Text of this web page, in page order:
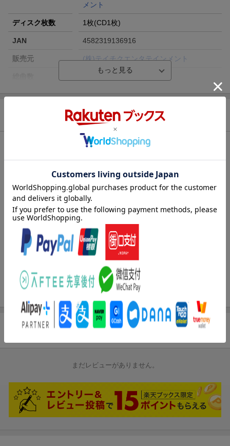
メント
ディスク枚数 1枚(CD1枚)
JAN 4582319136916
販売元 (株)テイチクエンタテインメント
収録時間 51分51秒
QFCX-1017
AMAYADORI/KIGAKARI NANOYO
『雨宿り/気がかりなのよ』／CD
アーティスト：橘あきら
曲目タイトル：
1.雨宿り
2.気がかりなのよ
[4:45]
3.わたしに下さい…[5:04]
4.
5.おかあさん[4:44]
雨宿り (オリジナルカラオケ)
7. 気がかりなのよ (オリジナルカラオケ) [4:45]
8. わたしに下さい… (オリジナルカラオケ)[5:04]
10.おかあさん (オリジナルカラオケ)[4:44]
試聴のしかた
まだレビューがありません。